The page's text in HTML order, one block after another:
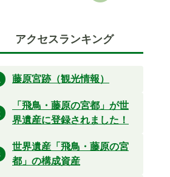
アクセスランキング
藤原宮跡（観光情報）
「飛鳥・藤原の宮都」が世
界遺産に登録されました！
世界遺産「飛鳥・藤原の宮
都」の構成資産